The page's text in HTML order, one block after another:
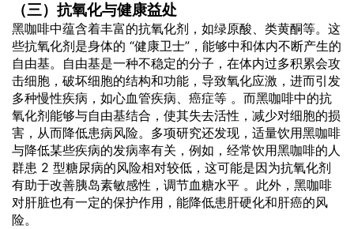
（三）抗氧化与健康益处
黑咖啡中蕴含着丰富的抗氧化剂，如绿原酸、类黄酮等。这
些抗氧化剂是身体的 “健康卫士”，能够中和体内不断产生的
自由基。自由基是一种不稳定的分子，在体内过多积累会攻
击细胞，破坏细胞的结构和功能，导致氧化应激，进而引发
多种慢性疾病，如心血管疾病、癌症等 。而黑咖啡中的抗
氧化剂能够与自由基结合，使其失去活性，减少对细胞的损
害，从而降低患病风险。多项研究还发现，适量饮用黑咖啡
与降低某些疾病的发病率有关，例如，经常饮用黑咖啡的人
群患 2 型糖尿病的风险相对较低，这可能是因为抗氧化剂
有助于改善胰岛素敏感性，调节血糖水平 。此外，黑咖啡
对肝脏也有一定的保护作用，能降低患肝硬化和肝癌的风
险。